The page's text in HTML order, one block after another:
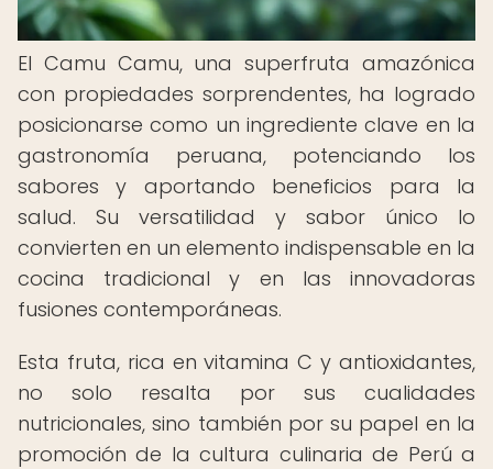
El Camu Camu, una superfruta amazónica
con propiedades sorprendentes, ha logrado
posicionarse como un ingrediente clave en la
gastronomía peruana, potenciando los
sabores y aportando beneficios para la
salud. Su versatilidad y sabor único lo
convierten en un elemento indispensable en la
cocina tradicional y en las innovadoras
fusiones contemporáneas.
Esta fruta, rica en vitamina C y antioxidantes,
no solo resalta por sus cualidades
nutricionales, sino también por su papel en la
promoción de la cultura culinaria de Perú a